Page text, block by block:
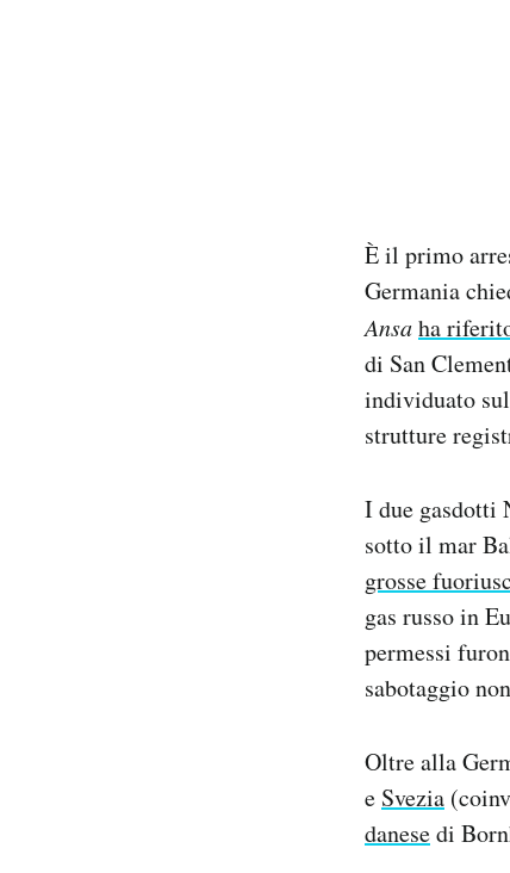
È il primo
Germania
Ansaha
di San
individuato
strutture
I due gasdotti
sotto il mar
grosse
gas russo in
permessi
sabotaggio
Oltre alla
e Svezia
danesedi